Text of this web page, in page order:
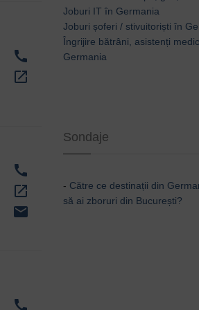
call
open_in_new
call
open_in_new
email
call
Joburi IT în Germania
Joburi șoferi / stivuitoriști în
Îngrijire bătrâni, asistenți
Germania
Sondaje
- Către ce destinații din
să ai zboruri din București?